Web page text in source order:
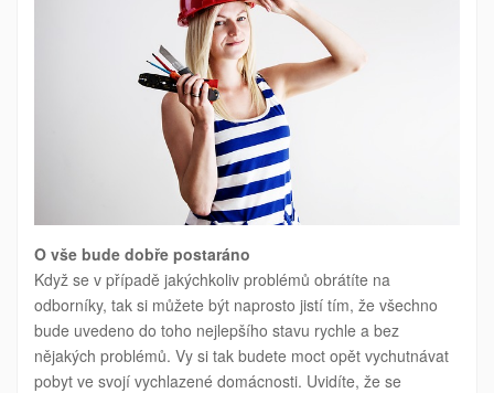
O vše bude dobře postaráno
Když se v případě jakýchkoliv problémů obrátíte na
odborníky, tak si můžete být naprosto jistí tím, že všechno
bude uvedeno do toho nejlepšího stavu rychle a bez
nějakých problémů. Vy si tak budete moct opět vychutnávat
pobyt ve svojí vychlazené domácnosti. Uvidíte, že se